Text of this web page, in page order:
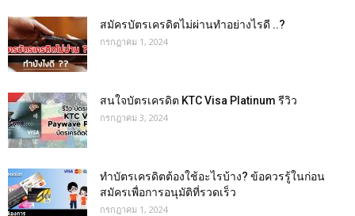
สมัครบัตรเครดิตไม่ผ่านทำอย่างไรดี ..?
กรกฎาคม 1, 2024
สนใจบัตรเครดิต KTC Visa Platinum รีวิว
กรกฎาคม 3, 2024
ทําบัตรเครดิตต้องใช้อะไรบ้าง? ข้อควรรู้ในก่อน
สมัครเพื่อการอนุมัติที่รวดเร็ว
กรกฎาคม 1, 2024